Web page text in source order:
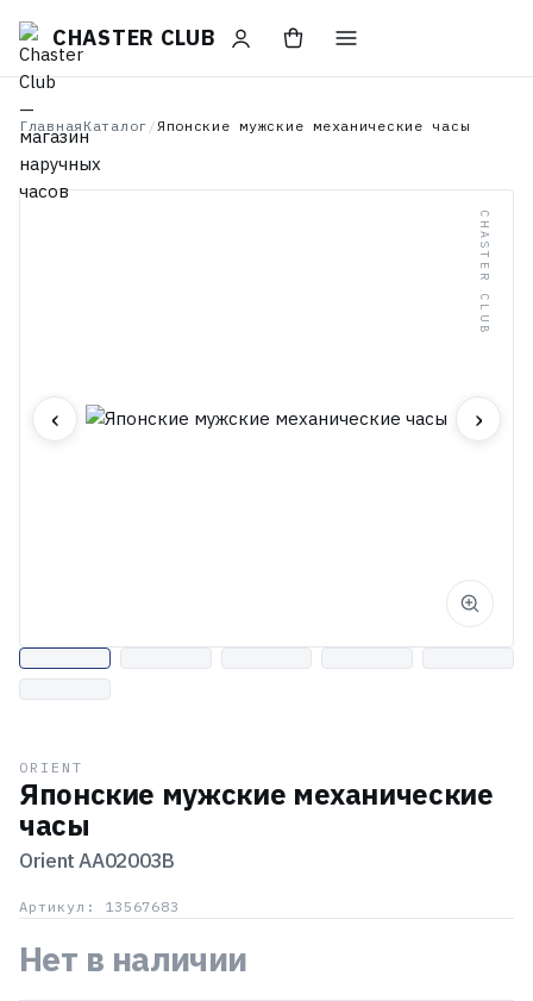
CHASTER CLUB
Главная Каталог /Японские мужские механические часы
CHASTER CLUB
‹ ›
ORIENT
Японские мужские механические
часы
OrientAA02003B
Артикул: 13567683
Нет в наличии